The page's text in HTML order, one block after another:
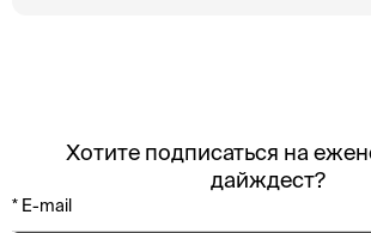
Хотите подписаться на
дайждест?